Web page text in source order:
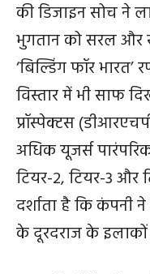
की डिजाइन सोच ने
भुगतान को सरल और
‘बिल्डिंग फॉर
विस्तार में भी साफ
प्रॉस्पेक्टस
अधिक यूजर्स
टियर-2, टियर-3
दर्शाता है कि कंपनी
के दूरदराज के